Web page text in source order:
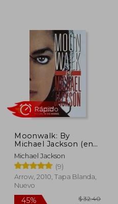
Rápido
Moonwalk: By
Michael Jackson (en
Inglés)
Michael Jackson
(9)
Arrow, 2010, Tapa Blanda,
Nuevo